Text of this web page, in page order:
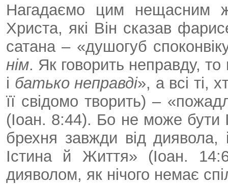
Нагадаємо цим нещасним
Христа, які Він сказав
сатана – «душогуб
нім. Як говорить неправду,
і батько неправді», а всі ті,
її свідомо творить) –
(Іоан. 8:44). Бо не може
брехня завжди від
Істина й Життя» (Іоан.
дияволом, як нічого немає